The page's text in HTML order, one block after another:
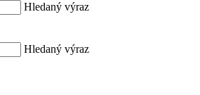
Hledaný výraz
Hledaný výraz